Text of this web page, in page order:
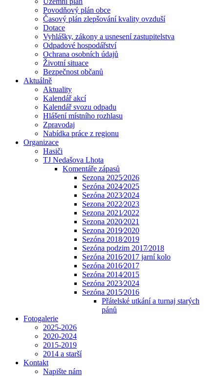
Povodňový plán obce
Časový plán zlepšování kvality ovzduší
Dotace
Vyhlášky, zákony a usnesení zastupitelstva
Odpadové hospodářství
Ochrana osobních údajů
Životní situace
Bezpečnost občanů
Aktuálně
Aktuality
Kalendář akcí
Kalendář svozu odpadu
Hlášení místního rozhlasu
Zpravodaj
Nabídka práce z regionu
Organizace
Hasiči
TJ Nedašova Lhota
Komentáře zápasů
Sezona 2025⁄2026
Sezóna 2024⁄2025
Sezóna 2023⁄2024
Sezona 2022⁄2023
Sezona 2021⁄2022
Sezona 2020⁄2021
Sezona 2019⁄2020
Sezóna 2018⁄2019
Sezóna podzim 2017⁄2018
Sezóna 2016⁄2017 jarní kolo
Sezóna 2016⁄2017
Sezóna 2014⁄2015
Sezóna 2023⁄2024
Sezóna 2015⁄2016
Přátelské utkání a turnaj starých
pánů
Fotogalerie
2025-2026
2020-2024
2015-2019
2014 a starší
Kontakt
Napište nám